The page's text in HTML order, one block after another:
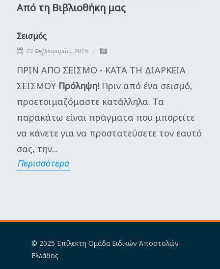
Από τη Βιβλιοθήκη μας
Σεισμός
23 Φεβρουαρίου, 2015
ΠΡΙΝ ΑΠΟ ΣΕΙΣΜΟ - ΚΑΤΑ ΤΗ ΔΙΑΡΚΕΙΑ
ΣΕΙΣΜΟΥ Πρόληψη! Πριν από ένα σεισμό,
προετοιμαζόμαστε κατάλληλα. Τα
παρακάτω είναι πράγματα που μπορείτε
να κάνετε για να προστατεύσετε τον εαυτό
σας, την...
Περισσότερα
© 2025 Επίλεκτη Ομάδα Ειδικών Αποστολών
Ελλάδος